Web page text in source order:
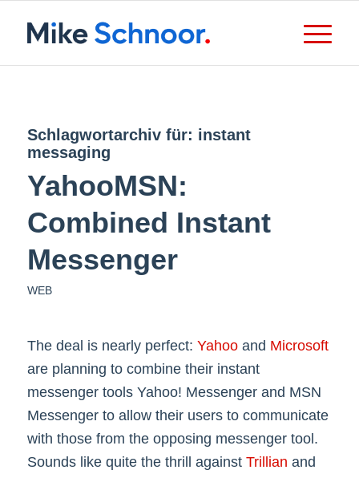
Schlagwortarchiv für: instant
messaging
YahooMSN:
Combined Instant
Messenger
WEB
The deal is nearly perfect: Yahooand Microsoft
are planning to combine their instant
messenger tools Yahoo! Messenger and MSN
Messenger to allow their users to communicate
with those from the opposing messenger tool.
Sounds like quite the thrill against Trillian and